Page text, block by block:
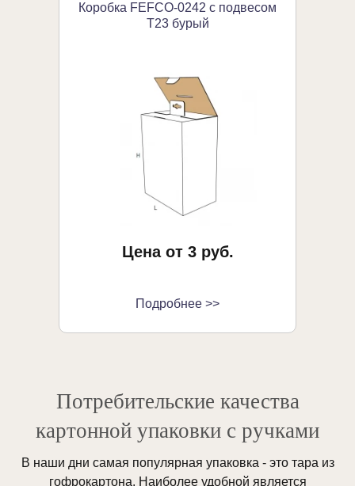
Коробка FEFCO-0242 с подвесом
Т23 бурый
Цена от 3 руб.
Подробнее >>
Потребительские качества
картонной упаковки с ручками
В наши дни самая популярная упаковка - это тара из
гофрокартона. Наиболее удобной является